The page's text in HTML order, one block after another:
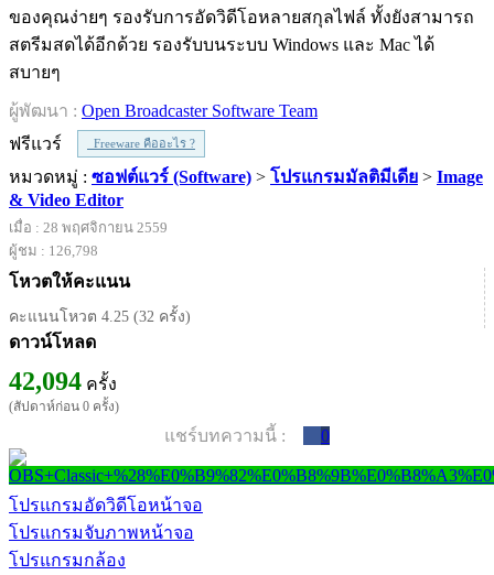
ของคุณง่ายๆ รองรับการอัดวิดีโอหลายสกุลไฟล์ ทั้งยังสามารถ
สตรีมสดได้อีกด้วย รองรับบนระบบ Windows และ Mac ได้
สบายๆ
ผู้พัฒนา : Open Broadcaster Software Team
ฟรีแวร์
Freeware คืออะไร ?
หมวดหมู่ : ซอฟต์แวร์ (Software) > โปรแกรมมัลติมีเดีย > Image
& Video Editor
เมื่อ : 28 พฤศจิกายน 2559
ผู้ชม : 126,798
โหวตให้คะแนน
คะแนนโหวต 4.25 (32 ครั้ง)
ดาวน์โหลด
42,094 ครั้ง
(สัปดาห์ก่อน 0 ครั้ง)
แชร์บทความนี้ : 0
โปรแกรมอัดวิดีโอหน้าจอ
โปรแกรมจับภาพหน้าจอ
โปรแกรมกล้อง